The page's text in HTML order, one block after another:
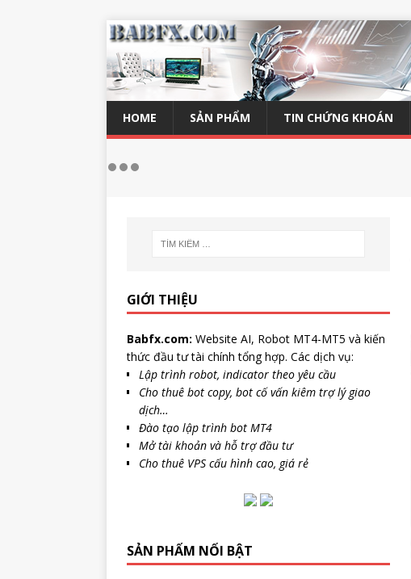
HOME SẢN PHẨM TIN CHỨNG KHOÁN
GIỚI THIỆU
Babfx.com: Website AI, Robot MT4-MT5 và kiến
thức đầu tư tài chính tổng hợp. Các dịch vụ:
Lập trình robot, indicator theo yêu cầu
Cho thuê bot copy, bot cố vấn kiêm trợ lý giao
dịch…
Đào tạo lập trình bot MT4
Mở tài khoản và hỗ trợ đầu tư
Cho thuê VPS cấu hình cao, giá rẻ
SẢN PHẨM NỔI BẬT